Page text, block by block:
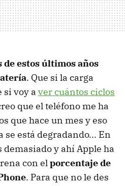
de estos últimos años
. Que si la carga
si voy a ver cuántos ciclos
que el teléfono me ha
que hace un mes y eso
está degradando... En
y ahí Apple ha
con elporcentaje de
. Para que no le des